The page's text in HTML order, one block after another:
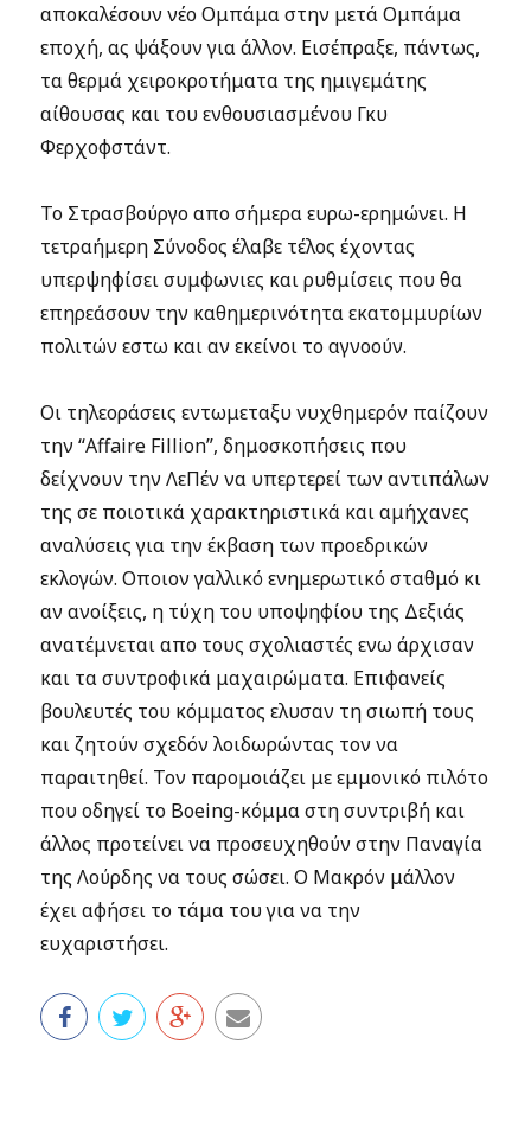
αποκαλέσουν νέο Ομπάμα στην μετά Ομπάμα
εποχή, ας ψάξουν για άλλον. Εισέπραξε, πάντως,
τα θερμά χειροκροτήματα της ημιγεμάτης
αίθουσας και του ενθουσιασμένου Γκυ
Φερχοφστάντ.
Το Στρασβούργο απο σήμερα ευρω-ερημώνει. Η
τετραήμερη Σύνοδος έλαβε τέλος έχοντας
υπερψηφίσει συμφωνιες και ρυθμίσεις που θα
επηρεάσουν την καθημερινότητα εκατομμυρίων
πολιτών εστω και αν εκείνοι το αγνοούν.
Οι τηλεοράσεις εντωμεταξυ νυχθημερόν παίζουν
την “Affaire Fillion”, δημοσκοπήσεις που
δείχνουν την ΛεΠέν να υπερτερεί των αντιπάλων
της σε ποιοτικά χαρακτηριστικά και αμήχανες
αναλύσεις για την έκβαση των προεδρικών
εκλογών. Οποιον γαλλικό ενημερωτικό σταθμό κι
αν ανοίξεις, η τύχη του υποψηφίου της Δεξιάς
ανατέμνεται απο τους σχολιαστές ενω άρχισαν
και τα συντροφικά μαχαιρώματα. Επιφανείς
βουλευτές του κόμματος ελυσαν τη σιωπή τους
και ζητούν σχεδόν λοιδωρώντας τον να
παραιτηθεί. Τον παρομοιάζει με εμμονικό πιλότο
που οδηγεί το Boeing-κόμμα στη συντριβή και
άλλος προτείνει να προσευχηθούν στην Παναγία
της Λούρδης να τους σώσει. Ο Μακρόν μάλλον
έχει αφήσει το τάμα του για να την
ευχαριστήσει.